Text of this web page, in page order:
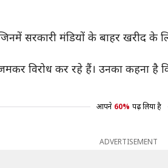
सरकारी मंडियों के बाहर
विरोध कर रहे हैं। उनका कहना है
आपने 60% पढ़ लिया है
ADVERTISEMENT